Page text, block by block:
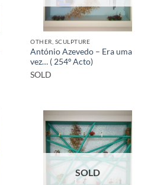
OTHER, SCULPTURE
António Azevedo – Era uma
vez… ( 254º Acto)
SOLD
SOLD